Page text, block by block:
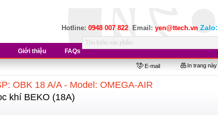
Hotline: 0948 007 822 Email: yen@ttech.vn Zalo:
Giới thiệu FAQs
E-mail In trang này
OBK 18 A/A - Model: OMEGA-AIR
khí BEKO (18A)